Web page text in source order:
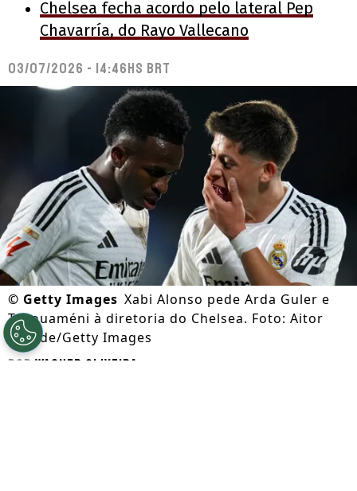
Chelsea fecha acordo pelo lateral Pep
Chavarría, do Rayo Vallecano
03/07/2026 - 14:46hs BRT
© Getty Images Xabi Alonso pede Arda Guler e
Tchouaméni à diretoria do Chelsea. Foto: Aitor
Alcalde/Getty Images
Por Wagner Oliveira